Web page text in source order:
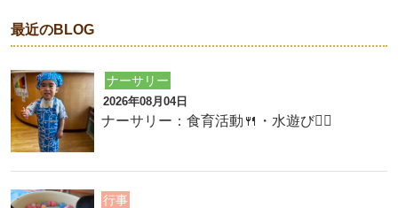
最近のBLOG
ナーサリー
2026年08月04日
ナーサリー：食育活動🍴・水遊び🏊‍♂️
行事